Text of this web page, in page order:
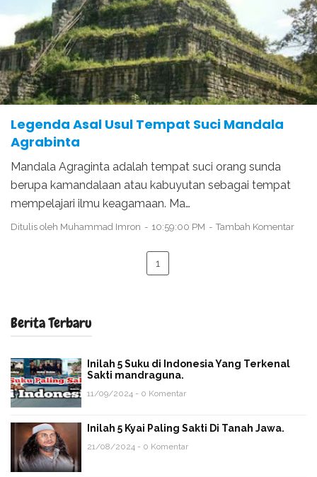
Legenda Asal Usul Tempat Suci Mandala
Agrabinta
Mandala Agraginta adalah tempat suci orang sunda
berupa kamandalaan atau kabuyutan sebagai tempat
mempelajari ilmu keagamaan. Ma…
Ditulis oleh Muhammad Imron 10:59:00 PM Tambah Komentar
1
Berita Terbaru
Inilah 5 Suku di Indonesia Yang Terkenal
Sakti mandraguna.
11/09/2024 - 0 Komentar
Inilah 5 Kyai Paling Sakti Di Tanah Jawa.
21/08/2024 - 0 Komentar